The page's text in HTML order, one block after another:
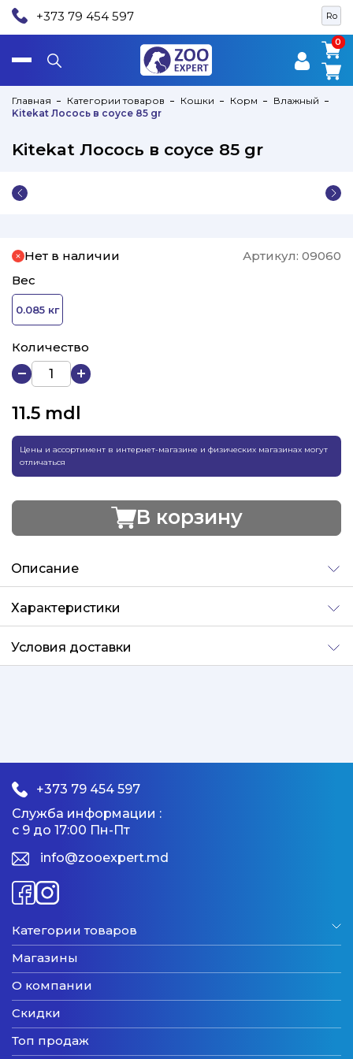
Ro
+373 79 454 597
0
0
Главная Категории товаров Кошки Корм
Влажный
Kitekat Лосось в соусе 85 gr
Kitekat Лосось в соусе 85 gr
Нет в наличии Артикул: 09060
Вес
0.085 кг
Количество
11.5 mdl
Цены и ассортимент в интернет-магазине и физических магазинах могут
отличаться
В корзину
Описание
Характеристики
Условия доставки
+373 79 454 597
Служба информации :
с 9 до 17:00 Пн-Пт
info@zooexpert.md
Категории товаров
Магазины
О компании
Скидки
Топ продаж